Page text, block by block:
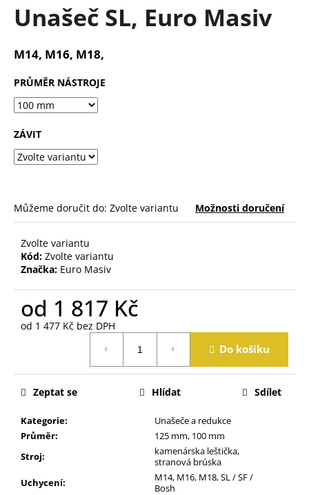
5,0
hvězdiček.
Unašeč SL, Euro Masiv
M14, M16, M18,
PRŮMĚR NÁSTROJE
ZÁVIT
Můžeme doručit do: Zvolte variantu Možnosti doručení
Zvolte variantu
Kód: Zvolte variantu
Značka: Euro Masiv
od 1 817 Kč
od 1 477 Kč bez DPH
Do košíku
Kategorie:
Unašeče a redukce
Průměr:
125 mm, 100 mm
Stroj:
kamenárska leštička,
stranová brúska
Uchycení:
M14, M16, M18, SL / SF /
Bosh
Zeptat se Hlídat Sdílet
Hledat
D
o
p
o
u
č
u
m